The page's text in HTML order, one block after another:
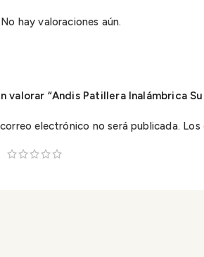
No hay valoraciones aún.
valorar “Andis Patillera Inalámbrica
electrónico no será publicada. Los